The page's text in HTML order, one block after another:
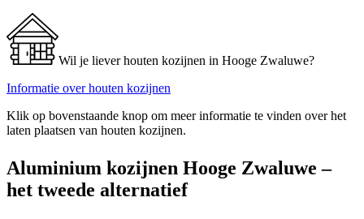
Wil je liever houten kozijnen in Hooge Zwaluwe?
Informatie over houten kozijnen
Klik op bovenstaande knop om meer informatie te vinden over het
laten plaatsen van houten kozijnen.
Aluminium kozijnen Hooge Zwaluwe –
het tweede alternatief